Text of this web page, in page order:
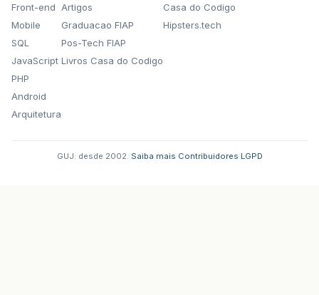
Front-end
Mobile
SQL
JavaScript
PHP
Android
Arquitetura
Artigos
Graduacao FIAP
Pos-Tech FIAP
Livros Casa do Codigo
Casa do Codigo
Hipsters.tech
GUJ: desde 2002. Saiba mais Contribuidores LGPD